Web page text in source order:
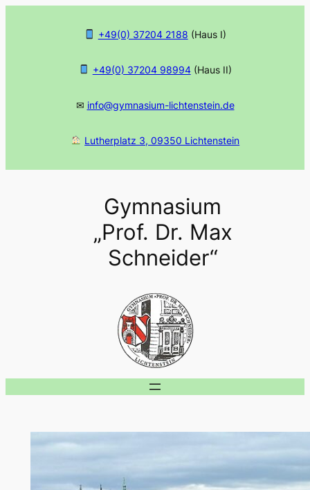
+49(0) 37204 2188 (Haus I)
+49(0) 37204 98994(Haus II)
✉ info@gymnasium-lichtenstein.de
Lutherplatz 3, 09350 Lichtenstein
Gymnasium
„Prof. Dr. Max
Schneider“